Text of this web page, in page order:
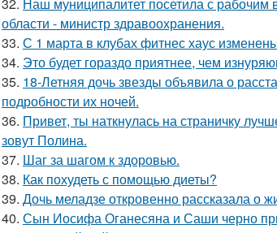
области - министр здравоохранения.
33. С 1 марта в клубах фитнес хаус
34. Это будет гораздо приятнее, чем
35. 18-Летняя дочь звезды объявила о
подробности их ночей.
36. Привет, ты наткнулась на страничку
зовут Полина.
37. Шаг за шагом к здоровью.
38. Как похудеть с помощью диеты?
39. Дочь меладзе откровенно рассказала о
40. Сын Иосифа Оганесяна и Саши черно